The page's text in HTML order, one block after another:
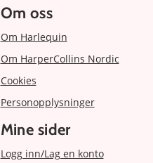
Om oss
Om Harlequin
Om HarperCollins Nordic
Cookies
Personopplysninger
Mine sider
Logg inn/Lag en konto